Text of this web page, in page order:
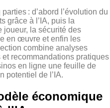
: d’abord l’évolution du
grâce à l’IA, puis la
joueur, la sécurité des
en œuvre et enfin les
combine analyses
recommandations pratiques
en ligne une feuille de
potentiel de l’IA.
économique